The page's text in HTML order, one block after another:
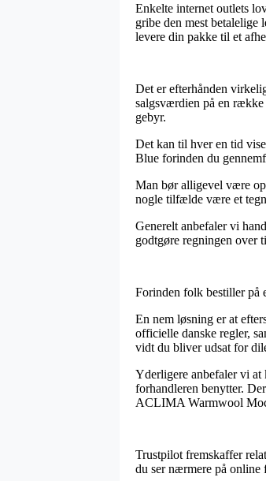
Enkelte internet outlets
gribe den mest
levere din pakke til et
Det er efterhånden
salgsværdien på en række
gebyr.
Det kan til hver en tid
Blue forinden du
Man bør alligevel være
nogle tilfælde være et
Generelt anbefaler vi
godtgøre regningen over
Forinden folk bestiller på
En nem løsning er at
officielle danske regler,
vidt du bliver udsat for
Yderligere anbefaler vi
forhandleren benytter.
ACLIMA Warmwool
Trustpilot fremskaffer
du ser nærmere på